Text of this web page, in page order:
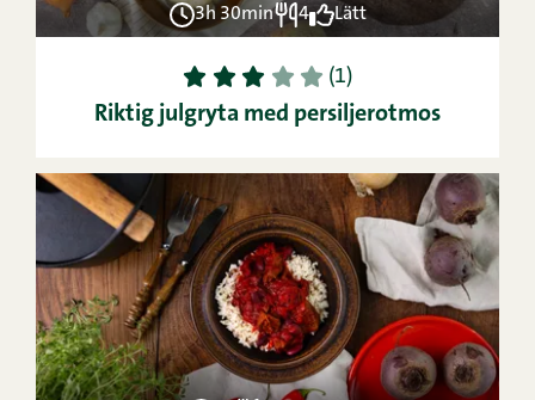
3h 30min 4 Lätt
1 2 3 4 5 (1)
Riktig julgryta med persiljerotmos